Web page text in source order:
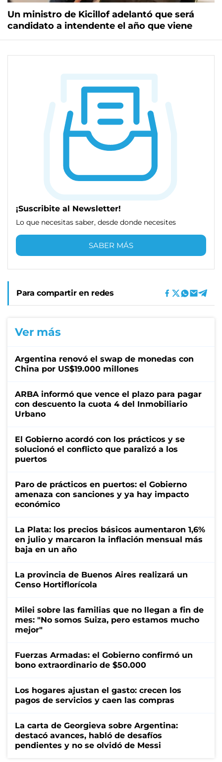
Un ministro de Kicillof adelantó que será
candidato a intendente el año que viene
¡Suscribite al Newsletter!
Lo que necesitas saber, desde donde necesites
SABER MÁS
Para compartir en redes
Ver más
Argentina renovó el swap de monedas con
China por US$19.000 millones
ARBA informó que vence el plazo para pagar
con descuento la cuota 4 del Inmobiliario
Urbano
El Gobierno acordó con los prácticos y se
solucionó el conflicto que paralizó a los
puertos
Paro de prácticos en puertos: el Gobierno
amenaza con sanciones y ya hay impacto
económico
La Plata: los precios básicos aumentaron 1,6%
en julio y marcaron la inflación mensual más
baja en un año
La provincia de Buenos Aires realizará un
Censo Hortiflorícola
Milei sobre las familias que no llegan a fin de
mes: "No somos Suiza, pero estamos mucho
mejor"
Fuerzas Armadas: el Gobierno confirmó un
bono extraordinario de $50.000
Los hogares ajustan el gasto: crecen los
pagos de servicios y caen las compras
La carta de Georgieva sobre Argentina:
destacó avances, habló de desafíos
pendientes y no se olvidó de Messi